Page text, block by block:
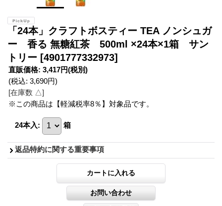
「24本」クラフトボスティー TEA ノンシュガ
ー 香る 無糖紅茶 500ml ×24本×1箱 サン
トリー [4901777332973]
直販価格: 3,417円(税別)
(税込: 3,690円)
[在庫数 △]
※この商品は【軽減税率8％】対象品です。
24本入: 箱
返品特約に関する重要事項